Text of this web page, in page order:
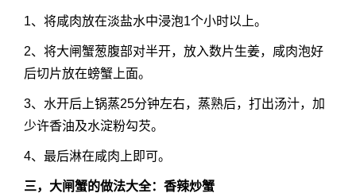
1、将咸肉放在淡盐水中浸泡1个小时以上。
2、将大闸蟹葱腹部对半开，放入数片生姜，咸肉泡好
后切片放在螃蟹上面。
3、水开后上锅蒸25分钟左右，蒸熟后，打出汤汁，加
少许香油及水淀粉勾芡。
4、最后淋在咸肉上即可。
三，大闸蟹的做法大全：香辣炒蟹